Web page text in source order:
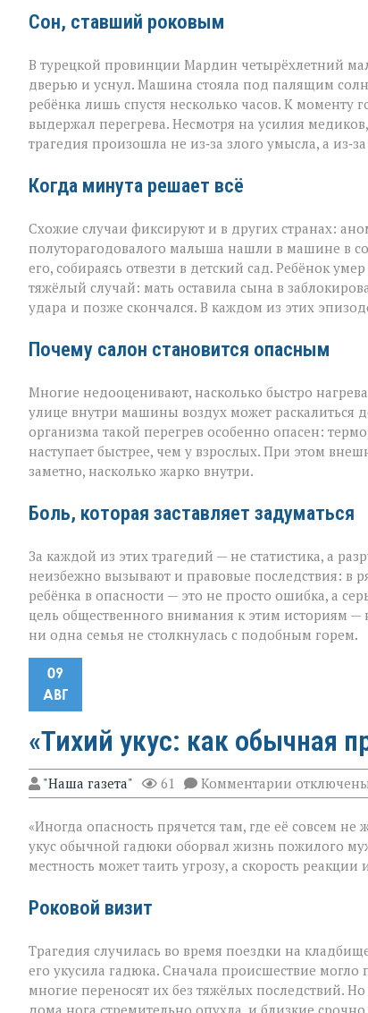
Сон, ставший роковым
В турецкой провинции Мардин четырёхлетний
дверью и уснул. Машина стояла под палящим
ребёнка лишь спустя несколько часов. К моменту
выдержал перегрева. Несмотря на усилия
трагедия произошла не из‑за злого умысла, а
Когда минута решает всё
Схожие случаи фиксируют и в других странах:
полуторагодовалого малыша нашли в машине в
его, собираясь отвезти в детский сад. Ребёнок
тяжёлый случай: мать оставила сына в
удара и позже скончался. В каждом из этих
Почему салон становится опасным
Многие недооценивают, насколько быстро
улице внутри машины воздух может раскалиться
организма такой перегрев особенно опасен:
наступает быстрее, чем у взрослых. При этом
заметно, насколько жарко внутри.
Боль, которая заставляет задуматься
За каждой из этих трагедий — не статистика, а
неизбежно вызывают и правовые последствия: в
ребёнка в опасности — это не просто ошибка, а
цель общественного внимания к этим историям —
ни одна семья не столкнулась с подобным горем.
09
АВГ
«Тихий укус: как обычная
"Наша газета" 61 Комментарии к
записи
укус:
как
прогулка
«Иногда опасность прячется там, где её совсем
укус обычной гадюки оборвал жизнь пожилого
местность может таить угрозу, а скорость
Роковой визит
Трагедия случилась во время поездки на
его укусила гадюка. Сначала происшествие
многие переносят их без тяжёлых последствий.